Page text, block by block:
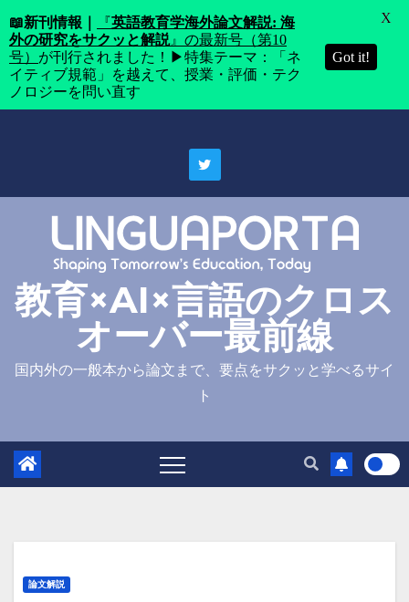
教育×AI×言語のクロス
オーバー最前線
国内外の一般本から論文まで、要点をサクッと学べるサイ
ト
論文解説
📖新刊情報｜ 『英語教育学海外論文解説: 海
外の研究をサクッと解説』の最新号（第10
号） が刊行されました！▶特集テーマ：「ネ
イティブ規範」を越えて、授業・評価・テク
ノロジーを問い直す
Got it!
X